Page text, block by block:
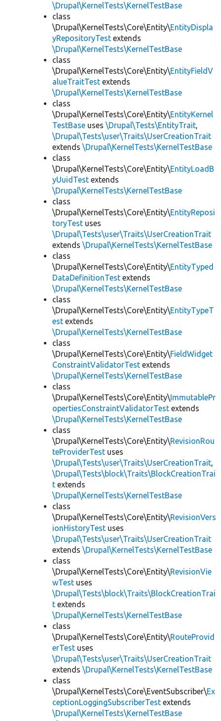
\Drupal\KernelTests\KernelTestBase
class
\Drupal\KernelTests\Core\Entity\EntityDispla
yRepositoryTest extends
\Drupal\KernelTests\KernelTestBase
class
\Drupal\KernelTests\Core\Entity\EntityFieldV
alueTraitTest extends
\Drupal\KernelTests\KernelTestBase
class
\Drupal\KernelTests\Core\Entity\EntityKernel
TestBase uses \Drupal\Tests\EntityTrait,
\Drupal\Tests\user\Traits\UserCreationTrait
extends \Drupal\KernelTests\KernelTestBase
class
\Drupal\KernelTests\Core\Entity\EntityLoadB
yUuidTest extends
\Drupal\KernelTests\KernelTestBase
class
\Drupal\KernelTests\Core\Entity\EntityReposi
toryTest uses
\Drupal\Tests\user\Traits\UserCreationTrait
extends \Drupal\KernelTests\KernelTestBase
class
\Drupal\KernelTests\Core\Entity\EntityTyped
DataDefinitionTest extends
\Drupal\KernelTests\KernelTestBase
class
\Drupal\KernelTests\Core\Entity\EntityTypeT
est extends
\Drupal\KernelTests\KernelTestBase
class
\Drupal\KernelTests\Core\Entity\FieldWidget
ConstraintValidatorTest extends
\Drupal\KernelTests\KernelTestBase
class
\Drupal\KernelTests\Core\Entity\ImmutablePr
opertiesConstraintValidatorTest extends
\Drupal\KernelTests\KernelTestBase
class
\Drupal\KernelTests\Core\Entity\RevisionRou
teProviderTest uses
\Drupal\Tests\user\Traits\UserCreationTrait,
\Drupal\Tests\block\Traits\BlockCreationTrai
t extends
\Drupal\KernelTests\KernelTestBase
class
\Drupal\KernelTests\Core\Entity\RevisionVers
ionHistoryTest uses
\Drupal\Tests\user\Traits\UserCreationTrait
extends \Drupal\KernelTests\KernelTestBase
class
\Drupal\KernelTests\Core\Entity\RevisionVie
wTest uses
\Drupal\Tests\block\Traits\BlockCreationTrai
t extends
\Drupal\KernelTests\KernelTestBase
class
\Drupal\KernelTests\Core\Entity\RouteProvid
erTest uses
\Drupal\Tests\user\Traits\UserCreationTrait
extends \Drupal\KernelTests\KernelTestBase
class
\Drupal\KernelTests\Core\EventSubscriber\Ex
ceptionLoggingSubscriberTest extends
\Drupal\KernelTests\KernelTestBase